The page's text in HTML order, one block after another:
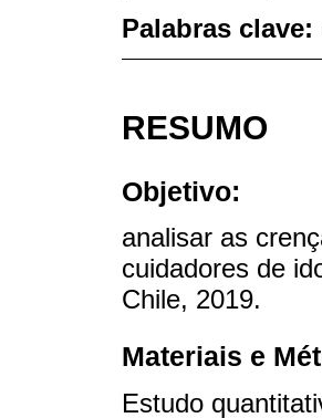
Palabras clave:
RESUMO
Objetivo:
analisar as
cuidadores de
Chile, 2019.
Materiais e
Estudo